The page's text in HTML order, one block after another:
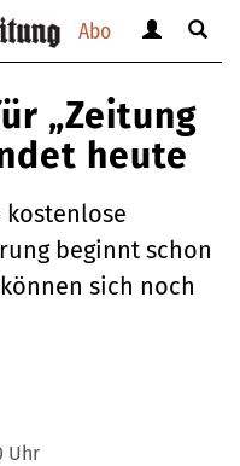
Abo
anzeigen
verbergen
Suche
„Zeitung
heute
kostenlose
beginnt schon
sich noch
Uhr